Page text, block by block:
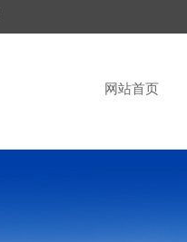
网站首页